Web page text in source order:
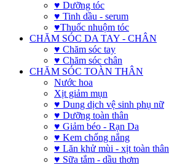
♥ Dưỡng tóc
♥ Tinh dầu - serum
♥Thuốc nhuộm tóc
CHĂM SÓC DA TAY - CHÂN
♥ Chăm sóc tay
♥ Chăm sóc chân
CHĂM SÓC TOÀN THÂN
Nước hoa
Xịt giảm mụn
♥ Dung dịch vệ sinh phụ nữ
♥ Dưỡng toàn thân
♥ Giảm béo - Rạn Da
♥ Kem chống nắng
♥ Lăn khử mùi - xịt toàn thân
♥ Sữa tắm - dầu thơm